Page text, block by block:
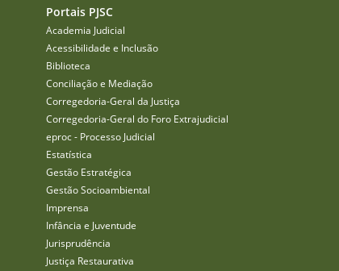
Portais PJSC
Academia Judicial
Acessibilidade e Inclusão
Biblioteca
Conciliação e Mediação
Corregedoria-Geral da Justiça
Corregedoria-Geral do Foro Extrajudicial
eproc - Processo Judicial
Estatística
Gestão Estratégica
Gestão Socioambiental
Imprensa
Infância e Juventude
Jurisprudência
Justiça Restaurativa